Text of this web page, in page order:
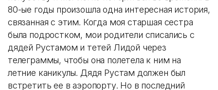
80-ые годы произошла одна интересная история,
связанная с этим. Когда моя старшая сестра
была подростком, мои родители списались с
дядей Рустамом и тетей Лидой через
телеграммы, чтобы она полетела к ним на
летние каникулы. Дядя Рустам должен был
встретить ее в аэропорту. Но в последний